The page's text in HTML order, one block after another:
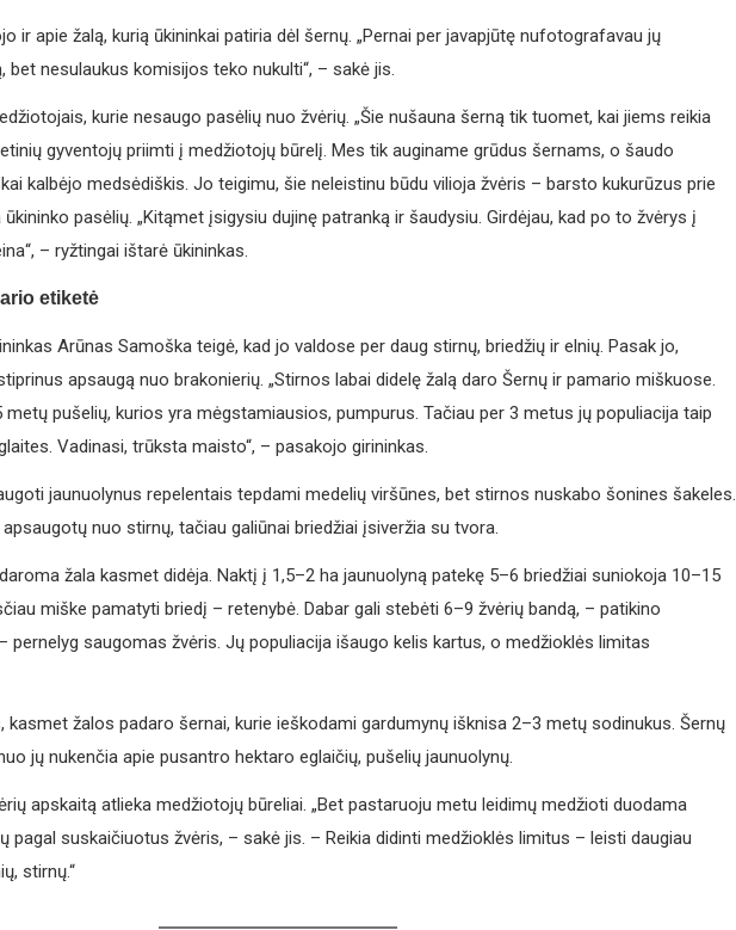
ir apie žalą, kurią ūkininkai patiria dėl šernų. „Pernai per javapjūtę nufotografavau jų
bet nesulaukus komisijos teko nukulti“, – sakė jis.
kurie nesaugo pasėlių nuo žvėrių. „Šie nušauna šerną tik tuomet, kai jiems reikia
gyventojų priimti į medžiotojų būrelį. Mes tik auginame grūdus šernams, o šaudo
kalbėjo medsėdiškis. Jo teigimu, šie neleistinu būdu vilioja žvėris – barsto kukurūzus prie
pasėlių. „Kitąmet įsigysiu dujinę patranką ir šaudysiu. Girdėjau, kad po to žvėrys į
– ryžtingai ištarė ūkininkas.
etiketė
Arūnas Samoška teigė, kad jo valdose per daug stirnų, briedžių ir elnių. Pasak jo,
apsaugą nuo brakonierių. „Stirnos labai didelę žalą daro Šernų ir pamario miškuose.
pušelių, kurios yra mėgstamiausios, pumpurus. Tačiau per 3 metus jų populiacija taip
Vadinasi, trūksta maisto“, – pasakojo girininkas.
jaunuolynus repelentais tepdami medelių viršūnes, bet stirnos nuskabo šonines šakeles.
nuo stirnų, tačiau galiūnai briedžiai įsiveržia su tvora.
žala kasmet didėja. Naktį į 1,5–2 ha jaunuolyną patekę 5–6 briedžiai suniokoja 10–15
miške pamatyti briedį – retenybė. Dabar gali stebėti 6–9 žvėrių bandą, – patikino
pernelyg saugomas žvėris. Jų populiacija išaugo kelis kartus, o medžioklės limitas
kasmet žalos padaro šernai, kurie ieškodami gardumynų išknisa 2–3 metų sodinukus. Šernų
jų nukenčia apie pusantro hektaro eglaičių, pušelių jaunuolynų.
apskaitą atlieka medžiotojų būreliai. „Bet pastaruoju metu leidimų medžioti duodama
pagal suskaičiuotus žvėris, – sakė jis. – Reikia didinti medžioklės limitus – leisti daugiau
stirnų.“